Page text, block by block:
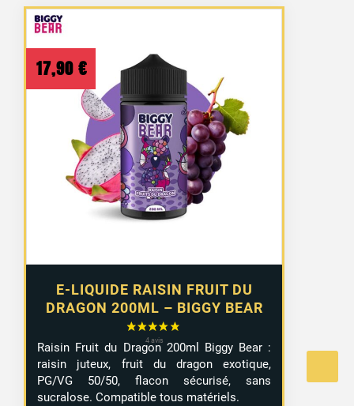
E-LIQUIDE RAISIN FRUIT DU
DRAGON 200ML – BIGGY BEAR
17,90 €
Raisin Fruitdu Dragon 200ml Biggy Bear :
raisin juteux, fruit dudragonexotique,
PG/VG 50/50,flaconsécurisé,sans
sucralose.Compatibletous matériels.